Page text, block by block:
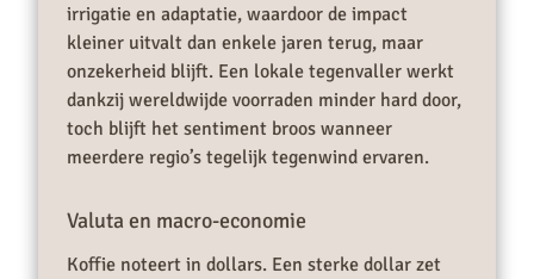
irrigatie en adaptatie, waardoor de impact
kleiner uitvalt dan enkele jaren terug, maar
onzekerheid blijft. Een lokale tegenvaller werkt
dankzij wereldwijde voorraden minder hard door,
toch blijft het sentiment broos wanneer
meerdere regio’s tegelijk tegenwind ervaren.
Valuta en macro-economie
Koffie noteert in dollars. Een sterke dollar zet